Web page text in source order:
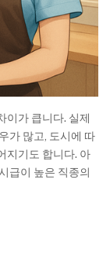
이가 큽니다. 실제
가 많고, 도시에 따
지기도 합니다. 아
급이 높은 직종의